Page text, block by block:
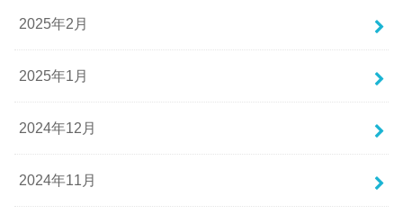
2025年2月
2025年1月
2024年12月
2024年11月